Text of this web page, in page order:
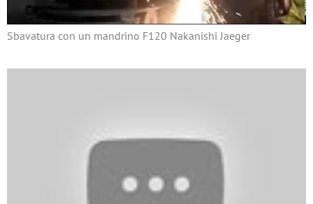
Sbavatura con un mandrino F120 Nakanishi Jaeger